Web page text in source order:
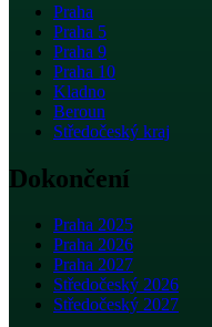
Praha
Praha 5
Praha 9
Praha 10
Kladno
Beroun
Středočeský kraj
Dokončení
Praha 2025
Praha 2026
Praha 2027
Středočeský 2026
Středočeský 2027